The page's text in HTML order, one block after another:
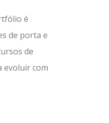
é
de porta e
de
evoluir com